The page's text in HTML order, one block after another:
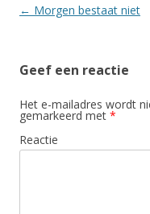
Berichtnavigatie
← Morgen bestaat niet
Geef een reactie
Het e-mailadres wordt
gemarkeerd met *
Reactie